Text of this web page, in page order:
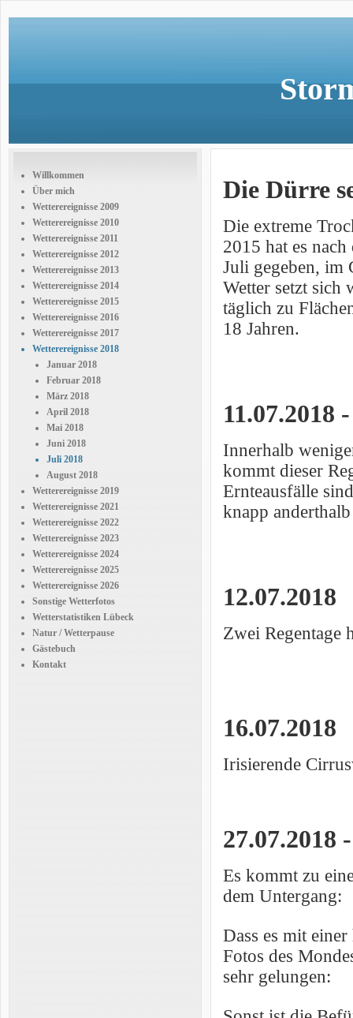
Willkommen
Über mich
Wetterereignisse 2009
Wetterereignisse 2010
Wetterereignisse 2011
Wetterereignisse 2012
Wetterereignisse 2013
Wetterereignisse 2014
Wetterereignisse 2015
Wetterereignisse 2016
Wetterereignisse 2017
Wetterereignisse 2018
Januar 2018
Februar 2018
März 2018
April 2018
Mai 2018
Juni 2018
Juli 2018
August 2018
Wetterereignisse 2019
Wetterereignisse 2021
Wetterereignisse 2022
Wetterereignisse 2023
Wetterereignisse 2024
Wetterereignisse 2025
Wetterereignisse 2026
Sonstige Wetterfotos
Wetterstatistiken Lübeck
Natur / Wetterpause
Gästebuch
Kontakt
Die Dürre
Die extreme
2015 hat es
Juli gegeben, im
Wetter setzt sich
täglich zu
18 Jahren.
11.07.2018
Innerhalb
kommt dieser
Ernteausfälle
knapp
12.07.2018
Zwei Regentage
16.07.2018
Irisierende
27.07.2018
Es kommt zu
dem Untergang:
Dass es mit
Fotos des
sehr gelungen: